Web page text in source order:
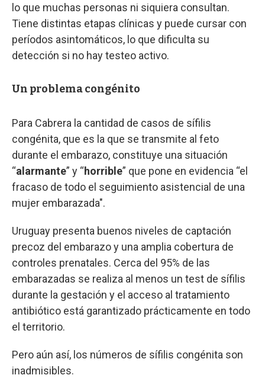
lo que muchas personas ni siquiera consultan.
Tiene distintas etapas clínicas y puede cursar con
períodos asintomáticos, lo que dificulta su
detección si no hay testeo activo.
Un problema congénito
Para Cabrera la cantidad de casos de sífilis
congénita, que es la que se transmite al feto
durante el embarazo, constituye una situación
“alarmante” y “horrible” que pone en evidencia “el
fracaso de todo el seguimiento asistencial de una
mujer embarazada".
Uruguay presenta buenos niveles de captación
precoz del embarazo y una amplia cobertura de
controles prenatales. Cerca del 95% de las
embarazadas se realiza al menos un test de sífilis
durante la gestación y el acceso al tratamiento
antibiótico está garantizado prácticamente en todo
el territorio.
Pero aún así, los números de sífilis congénita son
inadmisibles.